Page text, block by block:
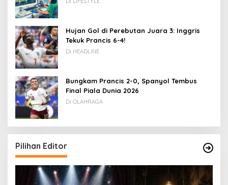
Hujan Gol di Perebutan Juara 3: Inggris
Tekuk Prancis 6-4!
Di HEADLINE
Bungkam Prancis 2-0, Spanyol Tembus
Final Piala Dunia 2026
Di OLAHRAGA
Pilihan Editor